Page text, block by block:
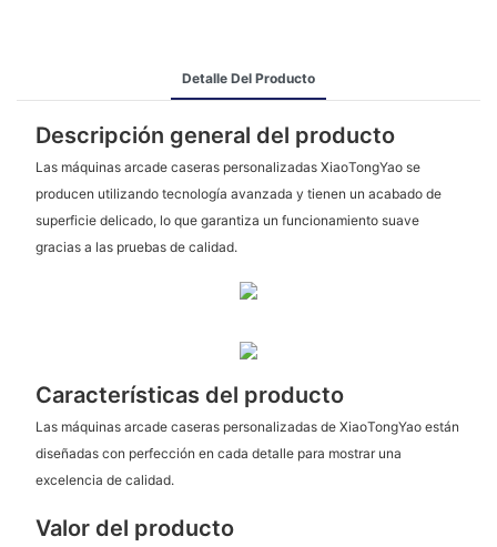
Detalle Del Producto
Descripción general del producto
Las máquinas arcade caseras personalizadas XiaoTongYao se
producen utilizando tecnología avanzada y tienen un acabado de
superficie delicado, lo que garantiza un funcionamiento suave
gracias a las pruebas de calidad.
Características del producto
Las máquinas arcade caseras personalizadas de XiaoTongYao están
diseñadas con perfección en cada detalle para mostrar una
excelencia de calidad.
Valor del producto